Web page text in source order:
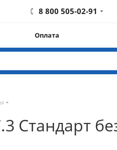
8 800 505-02-91
Оплата
Стандарт